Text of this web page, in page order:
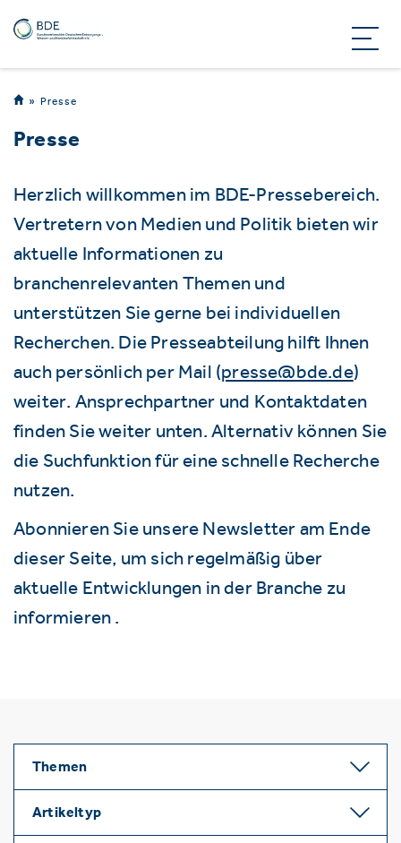
Presse
Presse
Herzlich willkommen im BDE-Pressebereich.
Vertretern von Medien und Politik bieten wir
aktuelle Informationen zu
branchenrelevanten Themen und
unterstützen Sie gerne bei individuellen
Recherchen. Die Presseabteilung hilft Ihnen
auch persönlich per Mail (presse@bde.de)
weiter. Ansprechpartner und Kontaktdaten
finden Sie weiter unten. Alternativ können Sie
die Suchfunktion für eine schnelle Recherche
nutzen.
Abonnieren Sie unsere Newsletter am Ende
dieser Seite, um sich regelmäßig über
aktuelle Entwicklungen in der Branche zu
informieren .
Themen
Artikeltyp